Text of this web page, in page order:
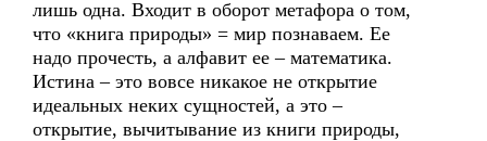
лишь одна. Входит в оборот метафора о том,
что «книга природы» = мир познаваем. Ее
надо прочесть, а алфавит ее – математика.
Истина – это вовсе никакое не открытие
идеальных неких сущностей, а это –
открытие, вычитывание из книги природы,